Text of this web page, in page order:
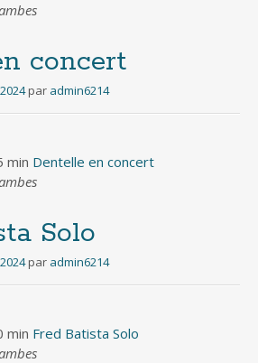
concert
par admin6214
min Dentelle en concert
Solo
par admin6214
min Fred Batista Solo